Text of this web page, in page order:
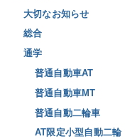
大切なお知らせ
総合
通学
普通自動車AT
普通自動車MT
普通自動二輪車
AT限定小型自動二輪